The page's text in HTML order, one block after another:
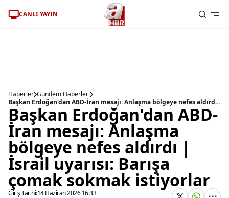
CANLI YAYIN
Haberler Gündem Haberleri
Başkan Erdoğan'dan ABD-İran mesajı: Anlaşma bölgeye nefes aldırdı | İsrail uyarısı: Barışa çomak sokmak istiyorlar
Başkan Erdoğan'dan ABD-
İran mesajı: Anlaşma
bölgeye nefes aldırdı |
İsrail uyarısı: Barışa
çomak sokmak istiyorlar
Giriş Tarihi:14 Haziran 2026 16:33